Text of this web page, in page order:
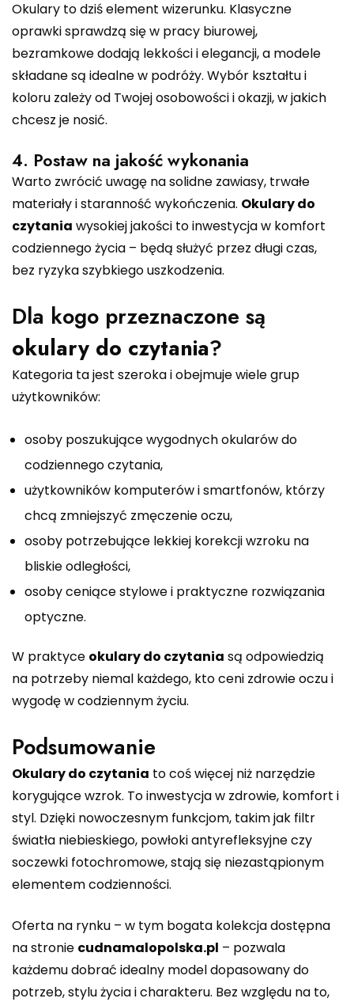
Okulary to dziś element wizerunku. Klasyczne
oprawki sprawdzą się w pracy biurowej,
bezramkowe dodają lekkości i elegancji, a modele
składane są idealne w podróży. Wybór kształtu i
koloru zależy od Twojej osobowości i okazji, w jakich
chcesz je nosić.
4. Postaw na jakość wykonania
Warto zwrócić uwagę na solidne zawiasy, trwałe
materiały i staranność wykończenia. Okulary do
czytania wysokiej jakości to inwestycja w komfort
codziennego życia – będą służyć przez długi czas,
bez ryzyka szybkiego uszkodzenia.
Dla kogo przeznaczone są
okulary do czytania?
Kategoria ta jest szeroka i obejmuje wiele grup
użytkowników:
osoby poszukujące wygodnych okularów do
codziennego czytania,
użytkowników komputerów i smartfonów, którzy
chcą zmniejszyć zmęczenie oczu,
osoby potrzebujące lekkiej korekcji wzroku na
bliskie odległości,
osoby ceniące stylowe i praktyczne rozwiązania
optyczne.
W praktyce okulary do czytania są odpowiedzią
na potrzeby niemal każdego, kto ceni zdrowie oczu i
wygodę w codziennym życiu.
Podsumowanie
Okulary do czytania to coś więcej niż narzędzie
korygujące wzrok. To inwestycja w zdrowie, komfort i
styl. Dzięki nowoczesnym funkcjom, takim jak filtr
światła niebieskiego, powłoki antyrefleksyjne czy
soczewki fotochromowe, stają się niezastąpionym
elementem codzienności.
Oferta na rynku – w tym bogata kolekcja dostępna
na stronie cudnamalopolska.pl – pozwala
każdemu dobrać idealny model dopasowany do
potrzeb, stylu życia i charakteru. Bez względu na to,